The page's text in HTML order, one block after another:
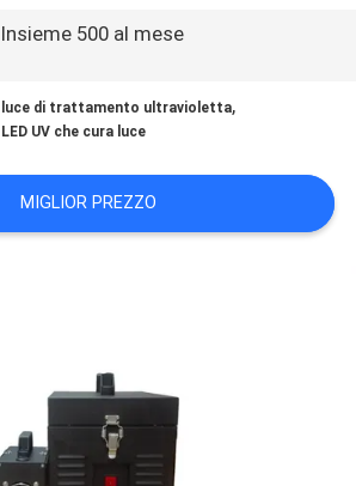
Insieme 500 al mese
luce di trattamento ultravioletta,
LED UV che cura luce
MIGLIOR PREZZO